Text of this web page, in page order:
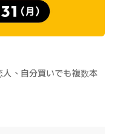
人、自分買いでも複数本